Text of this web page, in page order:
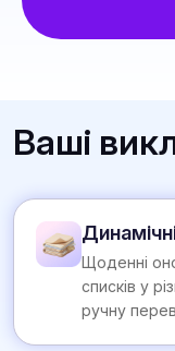
Ваші
Щоденні
списків у
ручну